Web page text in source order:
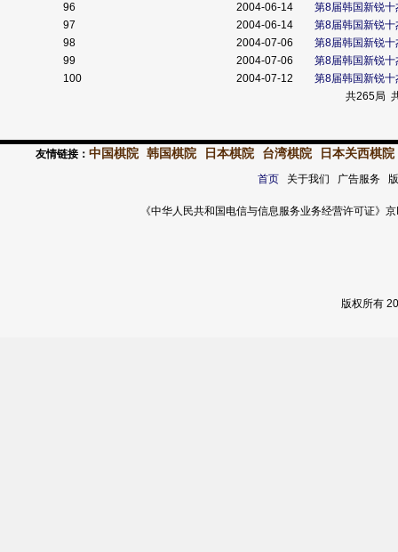
96
2004-06-14
第8届韩国新锐十
97
2004-06-14
第8届韩国新锐十
98
2004-07-06
第8届韩国新锐十
99
2004-07-06
第8届韩国新锐十
100
2004-07-12
第8届韩国新锐十
共265局
友情链接： 中国棋院 韩国棋院 日本棋院 台湾棋院 日本关西棋院
首页关于我们 广告服务
《中华人民共和国电信与信息服务业务经营许可证
版权所有